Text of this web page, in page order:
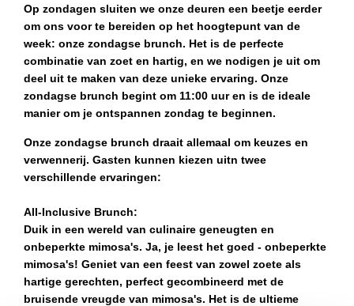
Op zondagen sluiten we onze deuren een beetje eerder
om ons voor te bereiden op het hoogtepunt van de
week: onze zondagse brunch. Het is de perfecte
combinatie van zoet en hartig, en we nodigen je uit om
deel uit te maken van deze unieke ervaring. Onze
zondagse brunch begint om 11:00 uur en is de ideale
manier om je ontspannen zondag te beginnen.
Onze zondagse brunch draait allemaal om keuzes en
verwennerij. Gasten kunnen kiezen uitn twee
verschillende ervaringen:
All-Inclusive Brunch:
Duik in een wereld van culinaire geneugten en
onbeperkte mimosa's. Ja, je leest het goed - onbeperkte
mimosa's! Geniet van een feest van zowel zoete als
hartige gerechten, perfect gecombineerd met de
bruisende vreugde van mimosa's. Het is de ultieme